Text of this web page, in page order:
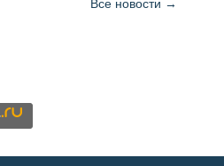
Все новости →